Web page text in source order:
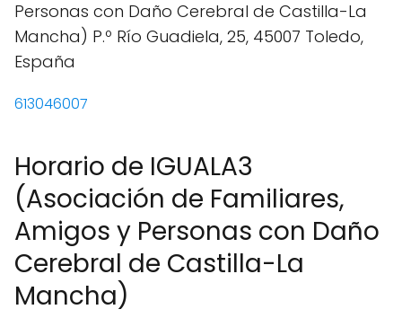
613046007
Horario de IGUALA3
(Asociación de Familiares,
Amigos y Personas con Daño
Cerebral de Castilla-La
Mancha)